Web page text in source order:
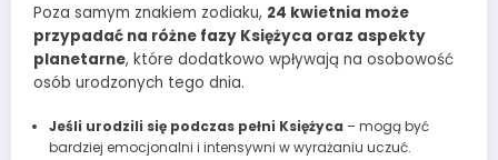
Poza samym znakiem zodiaku, 24 kwietnia może
przypadać na różne fazy Księżyca oraz aspekty
planetarne, które dodatkowo wpływają na osobowość
osób urodzonych tego dnia.
Jeśli urodzili się podczas pełni Księżyca – mogą być
bardziej emocjonalni i intensywni w wyrażaniu uczuć.